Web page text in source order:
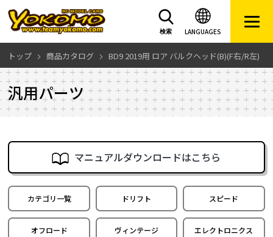
LANGUAGES
検索
トップ 商品カタログ BD9 2019用 ロア バルクヘッド(B)(F右/R左)
汎用パーツ
マニュアルダウンロードはこちら
カテゴリ一覧 ドリフト スピード
オフロード ヴィンテージ エレクトロニクス